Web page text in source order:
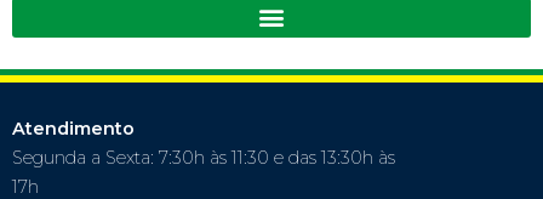
Atendimento
Segunda a Sexta: 7:30h às 11:30 e das 13:30h às
17h